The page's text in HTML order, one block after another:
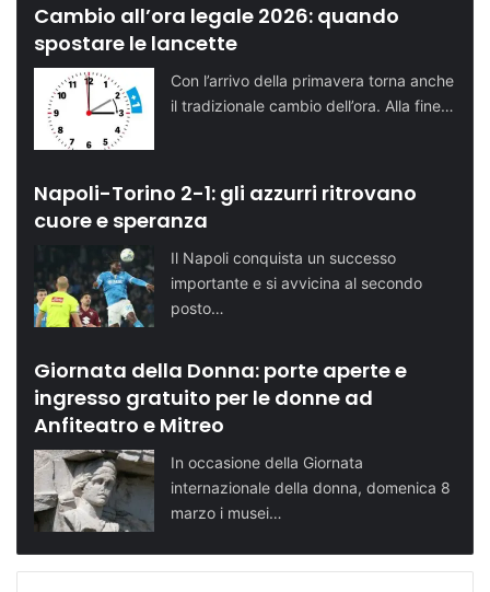
Cambio all’ora legale 2026: quando
spostare le lancette
Con l’arrivo della primavera torna anche
il tradizionale cambio dell’ora. Alla fine…
Napoli-Torino 2-1: gli azzurri ritrovano
cuore e speranza
Il Napoli conquista un successo
importante e si avvicina al secondo
posto…
Giornata della Donna: porte aperte e
ingresso gratuito per le donne ad
Anfiteatro e Mitreo
In occasione della Giornata
internazionale della donna, domenica 8
marzo i musei…